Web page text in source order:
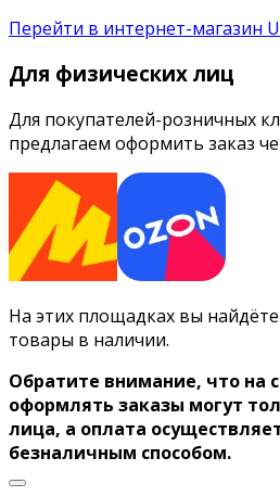
Перейти в интернет-магазин
Для физических лиц
Для покупателей-розничных
предлагаем оформить заказ
На этих площадках вы
товары в наличии.
Обратите внимание, что на
оформлять заказы могут
лица, а оплата
безналичным способом.